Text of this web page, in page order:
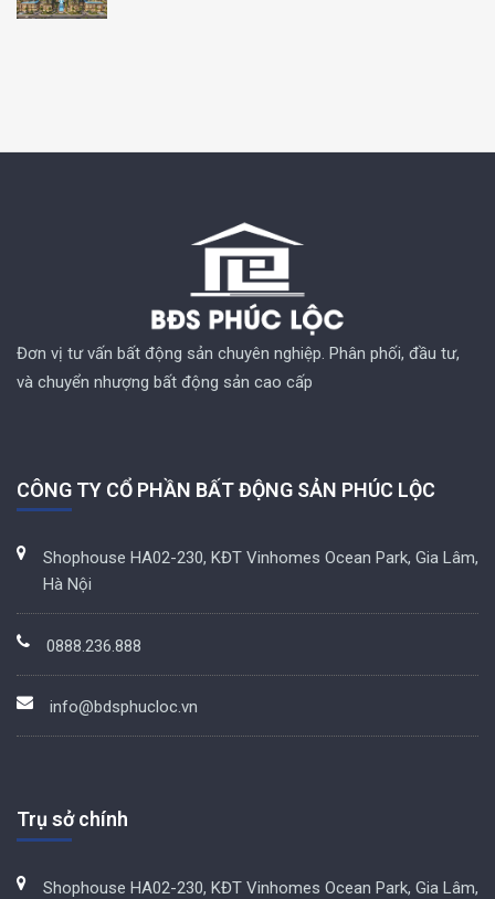
Đơn vị tư vấn bất động sản chuyên nghiệp. Phân phối, đầu tư,
và chuyển nhượng bất động sản cao cấp
CÔNG TY CỔ PHẦN BẤT ĐỘNG SẢN PHÚC LỘC
Shophouse HA02-230, KĐT Vinhomes Ocean Park, Gia Lâm,
Hà Nội
0888.236.888
info@bdsphucloc.vn
Trụ sở chính
Shophouse HA02-230, KĐT Vinhomes Ocean Park, Gia Lâm,